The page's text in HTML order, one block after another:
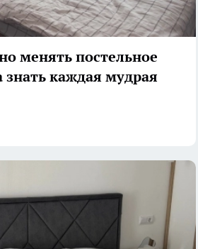
менять постельное
знать каждая мудрая